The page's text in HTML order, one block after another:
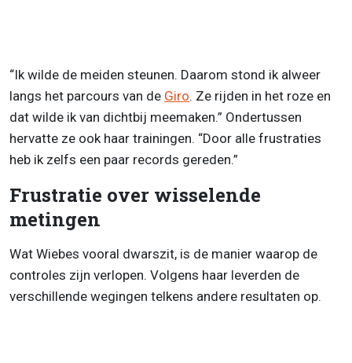
“Ik wilde de meiden steunen. Daarom stond ik alweer
langs het parcours van de Giro. Ze rijden in het roze en
dat wilde ik van dichtbij meemaken.” Ondertussen
hervatte ze ook haar trainingen. “Door alle frustraties
heb ik zelfs een paar records gereden.”
Frustratie over wisselende
metingen
Wat Wiebes vooral dwarszit, is de manier waarop de
controles zijn verlopen. Volgens haar leverden de
verschillende wegingen telkens andere resultaten op.